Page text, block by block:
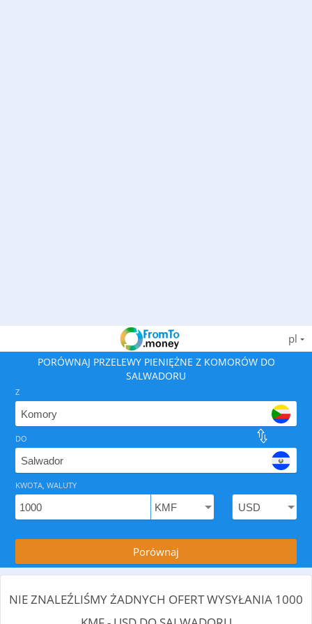
pl
PORÓWNAJ PRZELEWY PIENIĘŻNE Z KOMORÓW DO
SALWADORU
Znajdź najlepszy sposób, aby wysłać pieniądze z
Z
DO
KWOTA, WALUTY
Porównaj
NIE ZNALEŹLIŚMY ŻADNYCH OFERT WYSYŁANIA 1000